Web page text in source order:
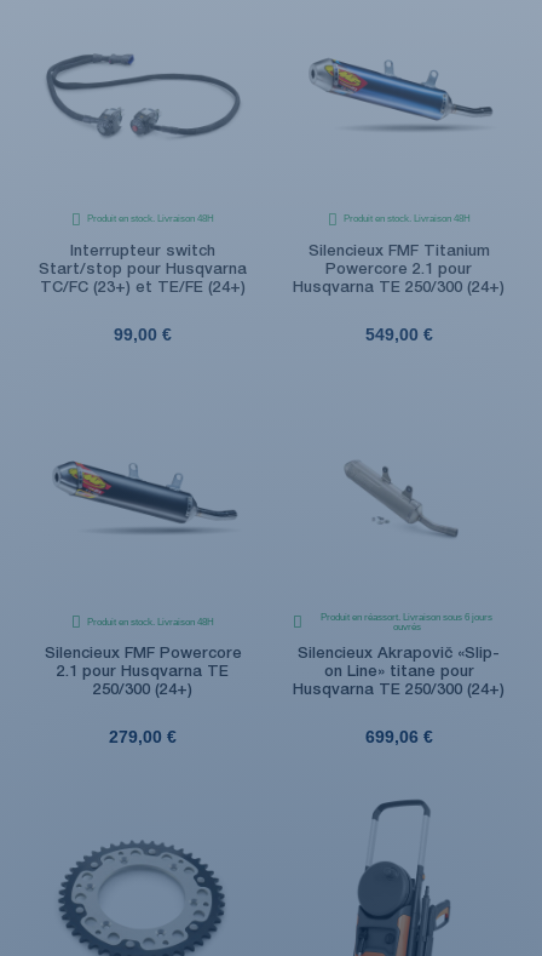
Produit en stock. Livraison 48H
Interrupteur switch
Start/stop pour Husqvarna
TC/FC (23+) et TE/FE (24+)
99,00 €
Produit en stock. Livraison 48H
Silencieux FMF Titanium
Powercore 2.1 pour
Husqvarna TE 250/300 (24+)
549,00 €
Produit en stock. Livraison 48H
Silencieux FMF Powercore
2.1 pour Husqvarna TE
250/300 (24+)
279,00 €
Produit en réassort. Livraison sous 6 jours
ouvrés
Silencieux Akrapovič «Slip-
on Line» titane pour
Husqvarna TE 250/300 (24+)
699,06 €